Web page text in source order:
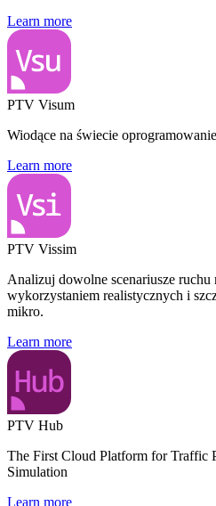
Learn more
PTV Visum
Wiodące na świecie
Learn more
PTV Vissim
Analizuj dowolne scenariusze ruchu
wykorzystaniem realistycznych i
mikro.
Learn more
PTV Hub
The First Cloud Platform for Traffic
Simulation
Learn more